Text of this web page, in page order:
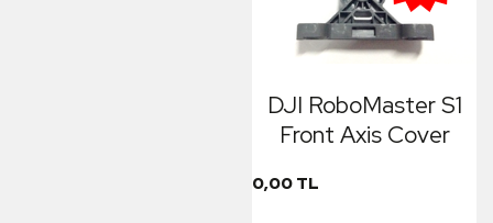
DJI RoboMaster S1
Front Axis Cover
0,00 TL